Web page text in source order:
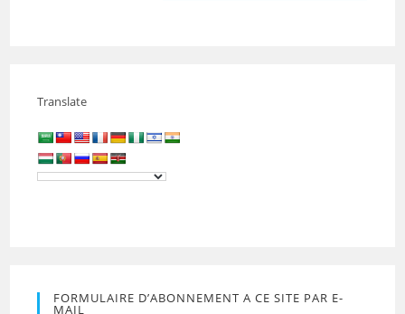
Translate
FORMULAIRE D’ABONNEMENT A CE SITE PAR E-
MAIL